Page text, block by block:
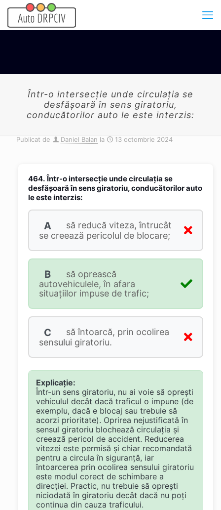
Într-o intersecţie unde circulaţia se
desfăşoară în sens giratoriu,
conducătorilor auto le este interzis:
Publicat de Daniel Balan la 13 octombrie 2024
464. Într-o intersecţie unde circulaţia se
desfăşoară în sens giratoriu, conducătorilor auto
le este interzis:
A
să reducă viteza, întrucât
se creează pericolul de blocare;
B
să oprească
autovehiculele, în afara
situaţiilor impuse de trafic;
C
să întoarcă, prin ocolirea
sensului giratoriu.
Explicație:
Într-un sens giratoriu, nu ai voie să oprești
vehiculul decât dacă traficul o impune (de
exemplu, dacă e blocaj sau trebuie să
acorzi prioritate). Oprirea nejustificată în
sensul giratoriu blochează circulația și
creează pericol de accident. Reducerea
vitezei este permisă și chiar recomandată
pentru a circula în siguranță, iar
întoarcerea prin ocolirea sensului giratoriu
este modul corect de schimbare a
direcției. Practic, nu trebuie să oprești
niciodată în giratoriu decât dacă nu poți
continua din cauza traficului.